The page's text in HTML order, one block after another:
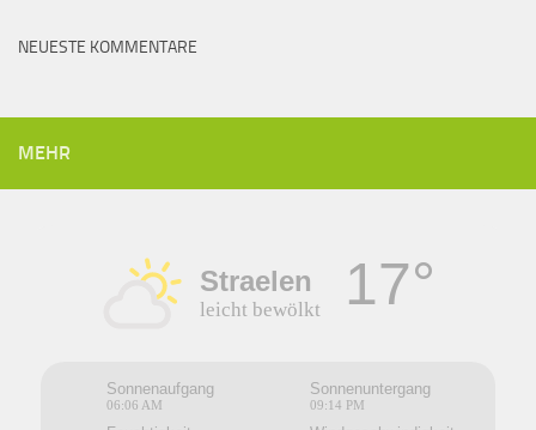
NEUESTE KOMMENTARE
MEHR
Straelen
leicht bewölkt 17°
Sonnenaufgang
06:06 AM
Sonnenuntergang
09:14 PM